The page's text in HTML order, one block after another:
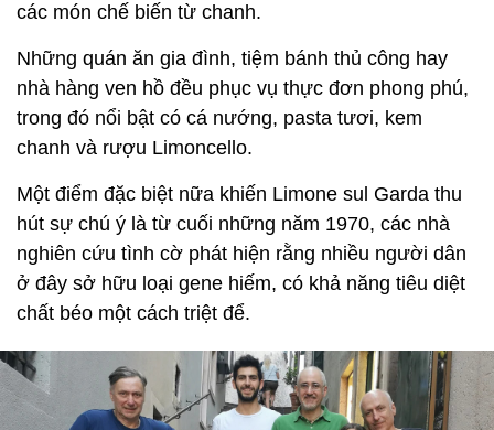
các món chế biến từ chanh.
Những quán ăn gia đình, tiệm bánh thủ công hay
nhà hàng ven hồ đều phục vụ thực đơn phong phú,
trong đó nổi bật có cá nướng, pasta tươi, kem
chanh và rượu Limoncello.
Một điểm đặc biệt nữa khiến Limone sul Garda thu
hút sự chú ý là từ cuối những năm 1970, các nhà
nghiên cứu tình cờ phát hiện rằng nhiều người dân
ở đây sở hữu loại gene hiếm, có khả năng tiêu diệt
chất béo một cách triệt để.